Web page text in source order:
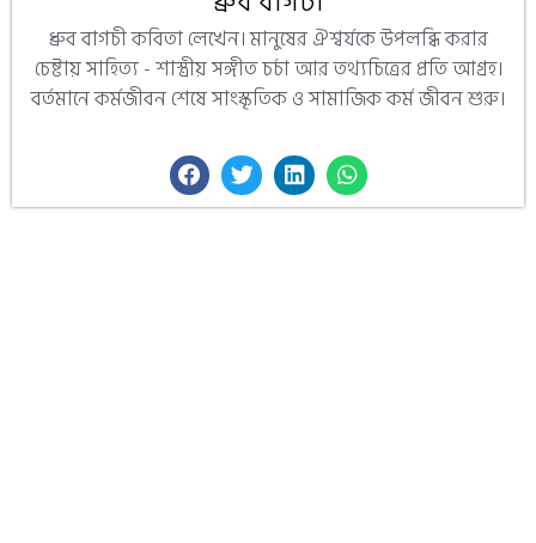
ধ্রুব বাগচী কবিতা লেখেন। মানুষের ঐশ্বর্যকে উপলব্ধি করার
চেষ্টায় সাহিত্য - শাস্ত্রীয় সঙ্গীত চর্চা আর তথ্যচিত্রের প্রতি আগ্রহ।
বর্তমানে কর্মজীবন শেষে সাংস্কৃতিক ও সামাজিক কর্ম জীবন শুরু।